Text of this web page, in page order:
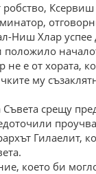
робство,
Ниш Хлар
не е от хората,
му
Съвета срещу
Гилаелит,
което би